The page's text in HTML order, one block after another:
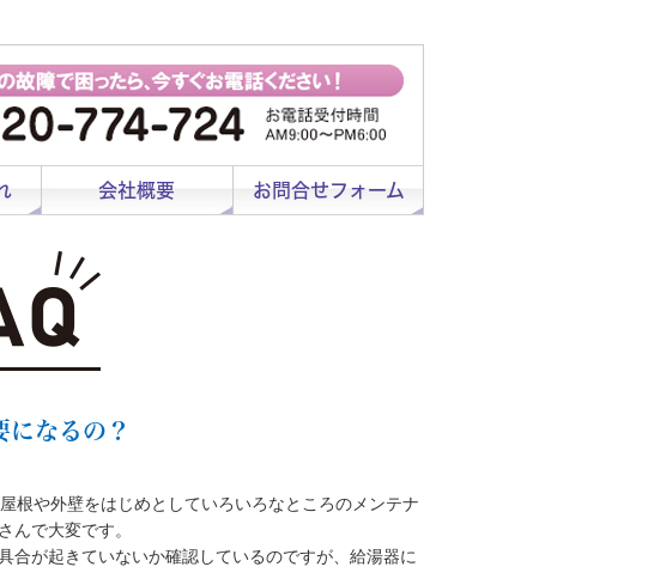
会社概要 お問合せフォーム
になるの？
根や外壁をはじめとしていろいろなところのメンテナ
んで大変です。
合が起きていないか確認しているのですが、給湯器に